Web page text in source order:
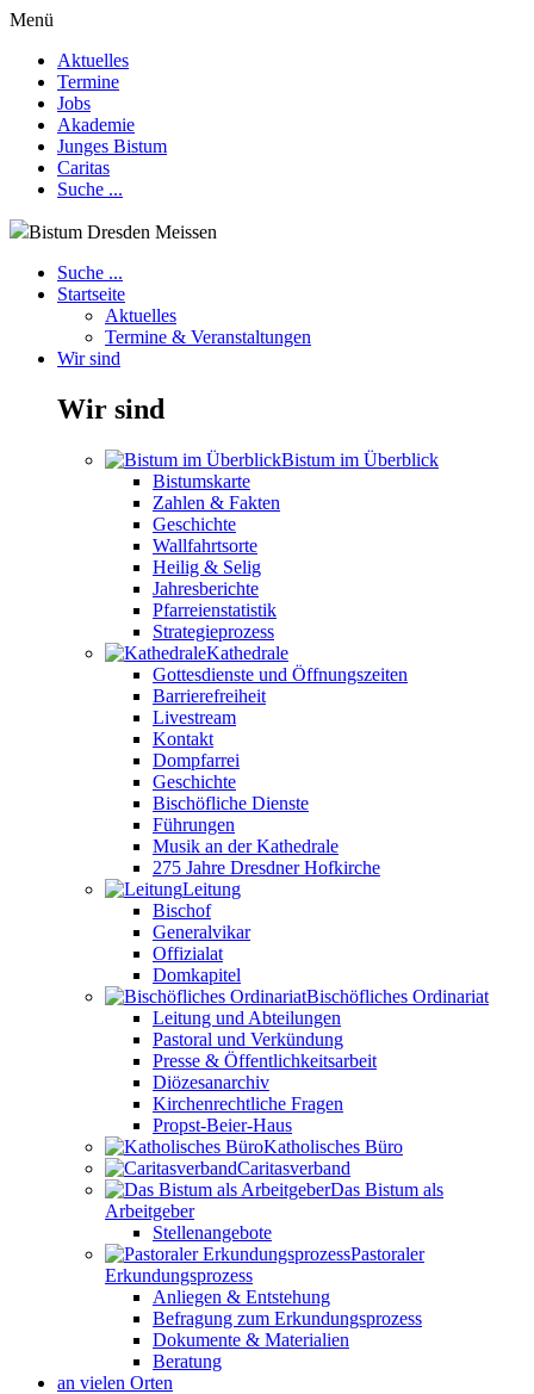
Menü
Aktuelles
Termine
Jobs
Akademie
Junges Bistum
Caritas
Suche ...
Bistum Dresden Meissen
Suche ...
Startseite
Aktuelles
Termine & Veranstaltungen
Wir sind
Wir sind
Bistum im Überblick
Bistumskarte
Zahlen & Fakten
Geschichte
Wallfahrtsorte
Heilig & Selig
Jahresberichte
Pfarreienstatistik
Strategieprozess
Kathedrale
Gottesdienste und Öffnungszeiten
Barrierefreiheit
Livestream
Kontakt
Dompfarrei
Geschichte
Bischöfliche Dienste
Führungen
Musik an der Kathedrale
275 Jahre Dresdner Hofkirche
Leitung
Bischof
Generalvikar
Offizialat
Domkapitel
Bischöfliches Ordinariat
Leitung und Abteilungen
Pastoral und Verkündung
Presse & Öffentlichkeitsarbeit
Diözesanarchiv
Kirchenrechtliche Fragen
Propst-Beier-Haus
Katholisches Büro
Caritasverband
Das Bistum als
Arbeitgeber
Stellenangebote
Pastoraler
Erkundungsprozess
Anliegen & Entstehung
Befragung zum Erkundungsprozess
Dokumente & Materialien
Beratung
an vielen Orten